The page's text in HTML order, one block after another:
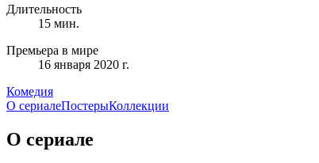
Длительность
15 мин.
Премьера в мире
16 января 2020 г.
Комедия
О сериалеПостерыКоллекции
О сериале